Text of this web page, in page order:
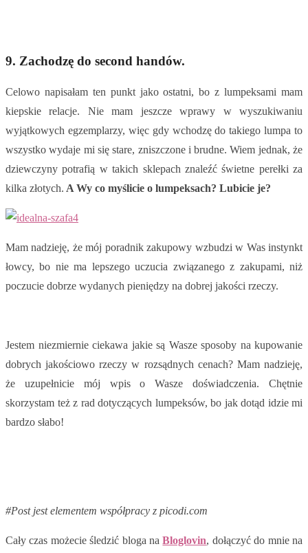
9. Zachodzę do second handów.
Celowo napisałam ten punkt jako ostatni, bo z lumpeksami mam
kiepskie relacje. Nie mam jeszcze wprawy w wyszukiwaniu
wyjątkowych egzemplarzy, więc gdy wchodzę do takiego lumpa to
wszystko wydaje mi się stare, zniszczone i brudne. Wiem jednak, że
dziewczyny potrafią w takich sklepach znaleźć świetne perełki za
kilka złotych. A Wy co myślicie o lumpeksach? Lubicie je?
Mam nadzieję, że mój poradnik zakupowy wzbudzi w Was instynkt
łowcy, bo nie ma lepszego uczucia związanego z zakupami, niż
poczucie dobrze wydanych pieniędzy na dobrej jakości rzeczy.
Jestem niezmiernie ciekawa jakie są Wasze sposoby na kupowanie
dobrych jakościowo rzeczy w rozsądnych cenach? Mam nadzieję,
że uzupełnicie mój wpis o Wasze doświadczenia. Chętnie
skorzystam też z rad dotyczących lumpeksów, bo jak dotąd idzie mi
bardzo słabo!
#Post jest elementem współpracy z picodi.com
Cały czas możecie śledzić bloga naBloglovin, dołączyć do mnie na